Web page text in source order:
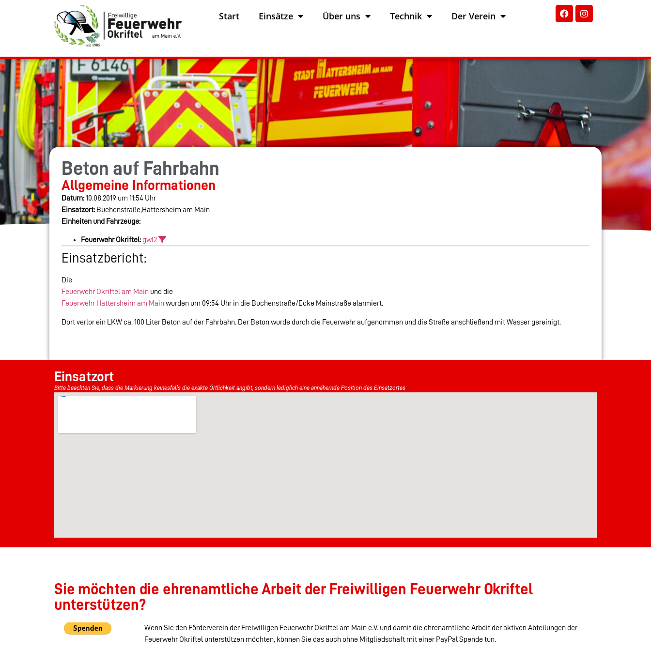
Start Einsätze Über uns Technik Der Verein
Beton auf Fahrbahn
Allgemeine Informationen
Datum:10.08.2019 um 11:54 Uhr
Einsatzort: Buchenstraße,Hattersheim am Main
Einheiten und Fahrzeuge:
Feuerwehr Okriftel: gwl2
Einsatzbericht:
Die
Feuerwehr Okriftel am Main und die
Feuerwehr Hattersheim am Mainwurden um 09:54 Uhr in die Buchenstraße/Ecke Mainstraße alarmiert.
Dort verlor ein LKW ca. 100 Liter Beton auf der Fahrbahn. Der Beton wurde durch die Feuerwehr aufgenommen und die Straße anschließend mit Wasser gereinigt.
Einsatzort
Bitte beachten Sie, dass die Markierung keinesfalls die exakte Örtlichkeit angibt, sondern lediglich eine annähernde Position des Einsatzortes
Sie möchten die ehrenamtliche Arbeit der Freiwilligen Feuerwehr Okriftel
unterstützen?
Wenn Sie den Förderverein der Freiwilligen Feuerwehr Okriftel am Main e.V. und damit die ehrenamtliche Arbeit der aktiven Abteilungen der
Feuerwehr Okriftel unterstützen möchten, können Sie das auch ohne Mitgliedschaft mit einer PayPal Spende tun.